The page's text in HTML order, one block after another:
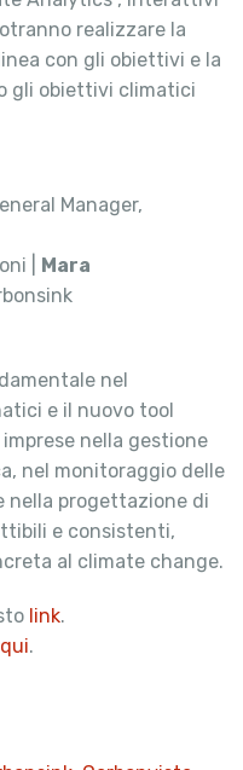
realizzare la
con gli obiettivi e la
gli obiettivi climatici
Manager,
| Mara
nel
e il nuovo tool
nella gestione
nel monitoraggio delle
nella progettazione di
e consistenti,
al climate change.
link.
qui.